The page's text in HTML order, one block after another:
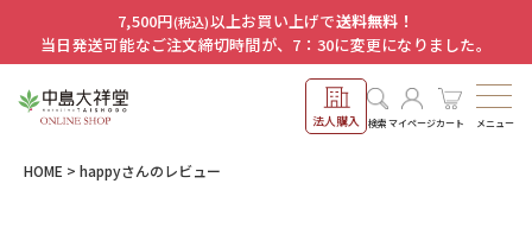
7,500円(税込)以上お買い上げで送料無料！
当日発送可能なご注文締切時間が、7：30に変更になりました。
法人購入 検索マイページカート メニュー
HOME happyさんのレビュー